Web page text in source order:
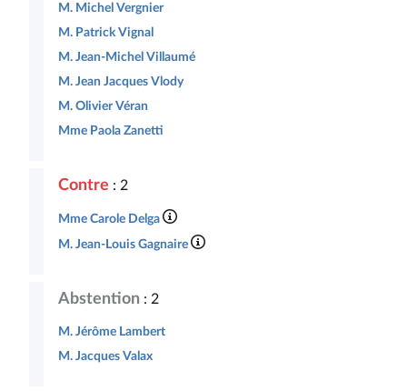
M. Michel Vergnier
M. Patrick Vignal
M. Jean-Michel Villaumé
M. Jean Jacques Vlody
M. Olivier Véran
Mme Paola Zanetti
Contre : 2
Mme Carole Delga
M. Jean-Louis Gagnaire
Abstention : 2
M. Jérôme Lambert
M. Jacques Valax